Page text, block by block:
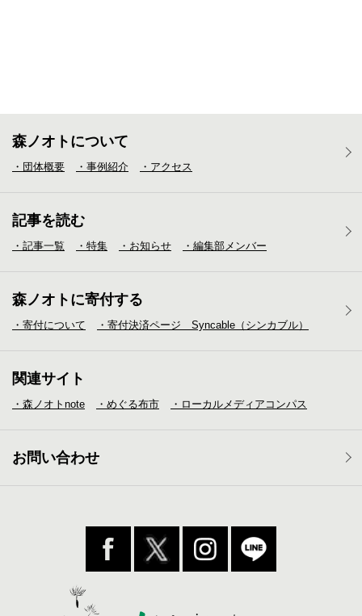
森ノオトについて
・団体概要 ・事例紹介 ・アクセス
記事を読む
・記事一覧 ・特集 ・お知らせ ・編集部メンバー
森ノオトに寄付する
・寄付について ・寄付決済ページ Syncable（シンカブル）
関連サイト
・森ノオトnote ・めぐる布市 ・ローカルメディア コンパス
お問い合わせ